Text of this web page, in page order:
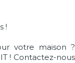
!
votre maison ?
! Contactez-nous